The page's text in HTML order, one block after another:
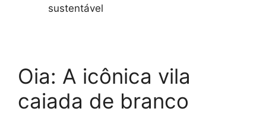
sustentável
Oia: A icônica vila
caiada de branco